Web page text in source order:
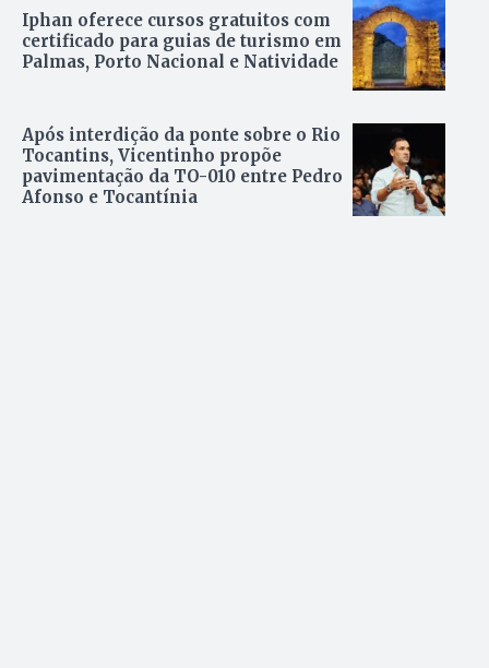
Iphan oferece cursos gratuitos com
certificado para guias de turismo em
Palmas, Porto Nacional e Natividade
Após interdição da ponte sobre o Rio
Tocantins, Vicentinho propõe
pavimentação da TO-010 entre Pedro
Afonso e Tocantínia